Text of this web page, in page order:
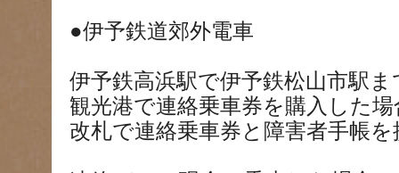
●伊予鉄道郊外電車
伊予鉄高浜駅で伊予鉄松山市駅
観光港で連絡乗車券を購入した
改札で連絡乗車券と障害者手帳